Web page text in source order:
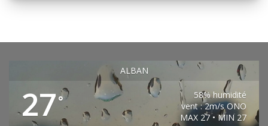
ALBAN
27°
58% humidité
vent : 2m/s ONO
MAX 27 • MIN 27